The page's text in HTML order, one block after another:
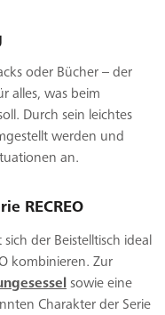
oder Bücher – der
alles, was beim
Durch sein leichtes
werden und
an.
RECREO
der Beistelltisch ideal
kombinieren. Zur
sowie eine
Charakter der Serie